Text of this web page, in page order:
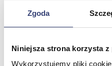
Zgoda
Niniejsza strona korzysta
Wykorzystujemy pliki
Weterynaria
Laryngologia
Zobacz wszystko